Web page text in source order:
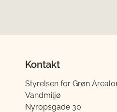
Kontakt
Styrelsen for Grøn
Vandmiljø
Nyropsgade 30